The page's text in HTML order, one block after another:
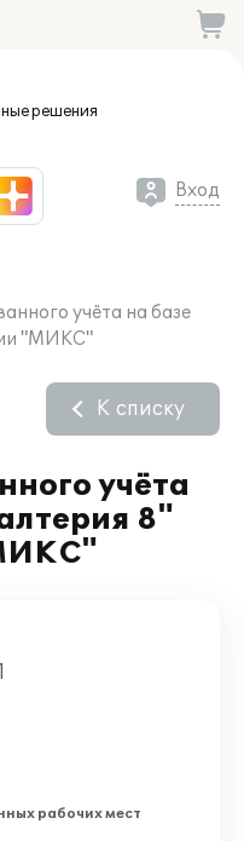
решения
Вход
учёта на базе
"МИКС"
учёта
8"
К списку
рабочих мест